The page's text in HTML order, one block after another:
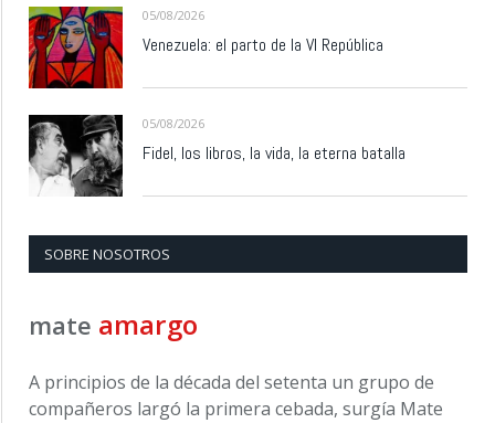
05/08/2026
Venezuela: el parto de la VI República
05/08/2026
Fidel, los libros, la vida, la eterna batalla
SOBRE NOSOTROS
mate amargo
A principios de la década del setenta un grupo de
compañeros largó la primera cebada, surgía Mate